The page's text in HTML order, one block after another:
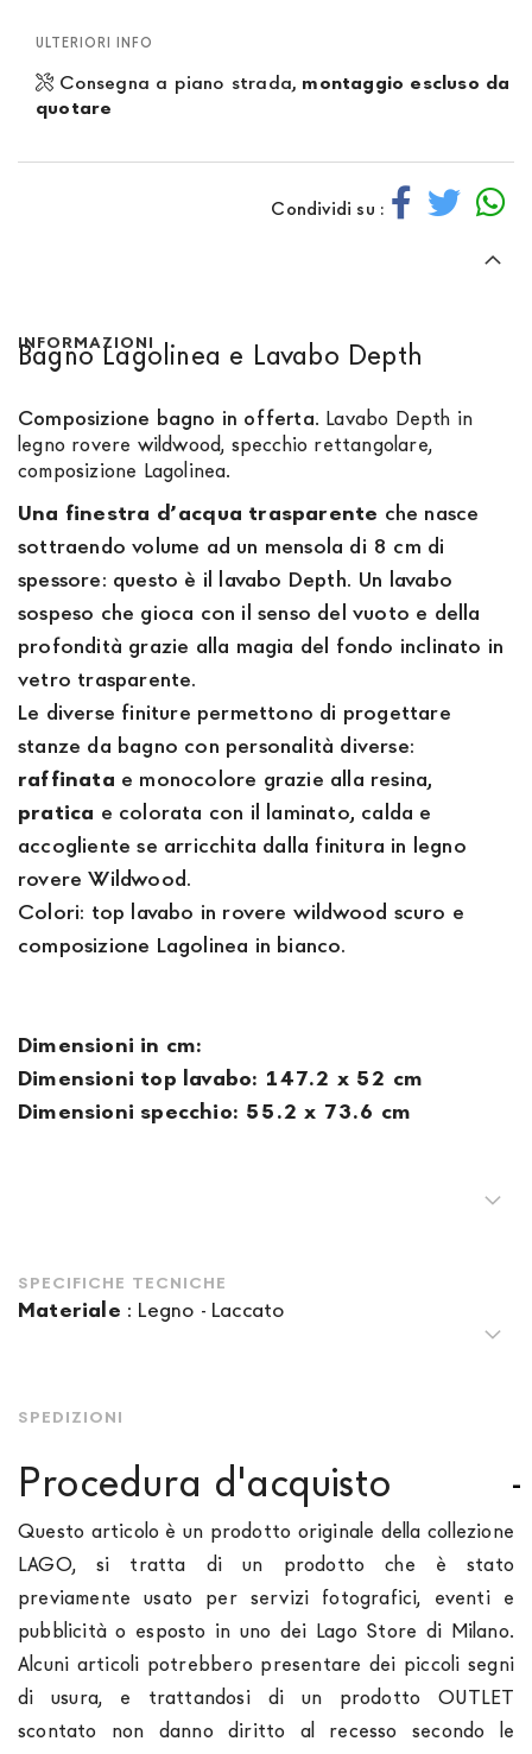
ULTERIORI INFO
Consegna a piano strada, montaggio escluso da
quotare
Condividi su :
INFORMAZIONI
Bagno Lagolinea e Lavabo Depth
Composizione bagno in offerta. Lavabo Depth in
legno rovere wildwood, specchio rettangolare,
composizione Lagolinea.
Una finestra d’acqua trasparente che nasce
sottraendo volume ad un mensola di 8 cm di
spessore: questo è il lavabo Depth. Un lavabo
sospeso che gioca con il senso del vuoto e della
profondità grazie alla magia del fondo inclinato in
vetro trasparente.
Le diverse finiture permettono di progettare
stanze da bagno con personalità diverse:
raffinata e monocolore grazie alla resina,
pratica e colorata con il laminato, calda e
accogliente se arricchita dalla finitura in legno
rovere Wildwood.
Colori: top lavabo in rovere wildwood scuro e
composizione Lagolinea in bianco.
Dimensioni in cm:
Dimensioni top lavabo: 147.2 x 52 cm
Dimensioni specchio: 55.2 x 73.6 cm
SPECIFICHE TECNICHE
Materiale : Legno - Laccato
SPEDIZIONI
Procedura d'acquisto
Questo articolo è un prodotto originale della collezione
LAGO, si tratta di un prodotto che è stato
previamente usato per servizi fotografici, eventi e
pubblicità o esposto in uno dei Lago Store di Milano.
Alcuni articoli potrebbero presentare dei piccoli segni
di usura, e trattandosi di un prodotto OUTLET
scontato non danno diritto al recesso secondo le